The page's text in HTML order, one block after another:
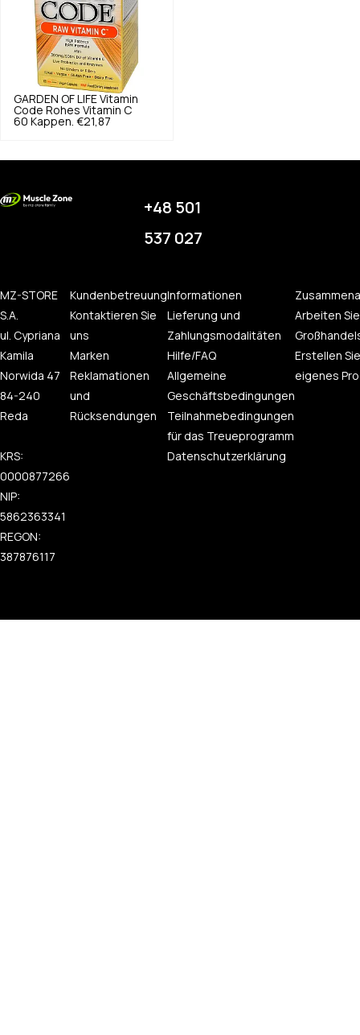
GARDEN OF LIFE Vitamin
Code Rohes Vitamin C
60 Kappen. €21,87
+48 501
537 027
MZ-STORE
S.A.
ul. Cypriana
Kamila
Norwida 47
84-240
Reda
KRS:
0000877266
NIP:
5862363341
REGON:
387876117
Kundenbetreuung
Kontaktieren Sie
uns
Marken
Reklamationen
und
Rücksendungen
Informationen
Lieferung und
Zahlungsmodalitäten
Hilfe/FAQ
Allgemeine
Geschäftsbedingungen
Teilnahmebedingungen
für das Treueprogramm
Datenschutzerklärung
Arbeiten
Erstellen
eigenes